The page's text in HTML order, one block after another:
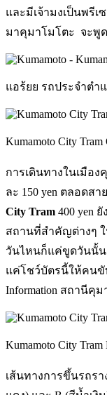
และมีเจ้ามงเป็นพรี
มาคุมาโมโตะ จะพูด
แอร้ยย รถประจำตำ
Kumamoto City Tram
การเดินทางในเมือ
ละ 150 yen ตลอดส
City Tram 400 yen
สถานที่สำคัญต่างๆ
วันไหนก็แค่ขูดวันนั้น
แค่โชว์บัตรนี้ให้คนขั
Information สถานีคุ
Kumamoto City Tram
เส้นทางการขึ้นรถร